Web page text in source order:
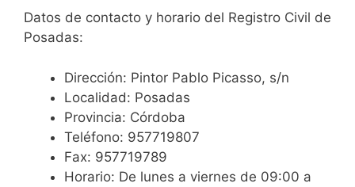
Datos de contacto y horario del Registro Civil de
Posadas:
Dirección: Pintor Pablo Picasso, s/n
Localidad: Posadas
Provincia: Córdoba
Teléfono: 957719807
Fax: 957719789
Horario: De lunes a viernes de 09:00 a